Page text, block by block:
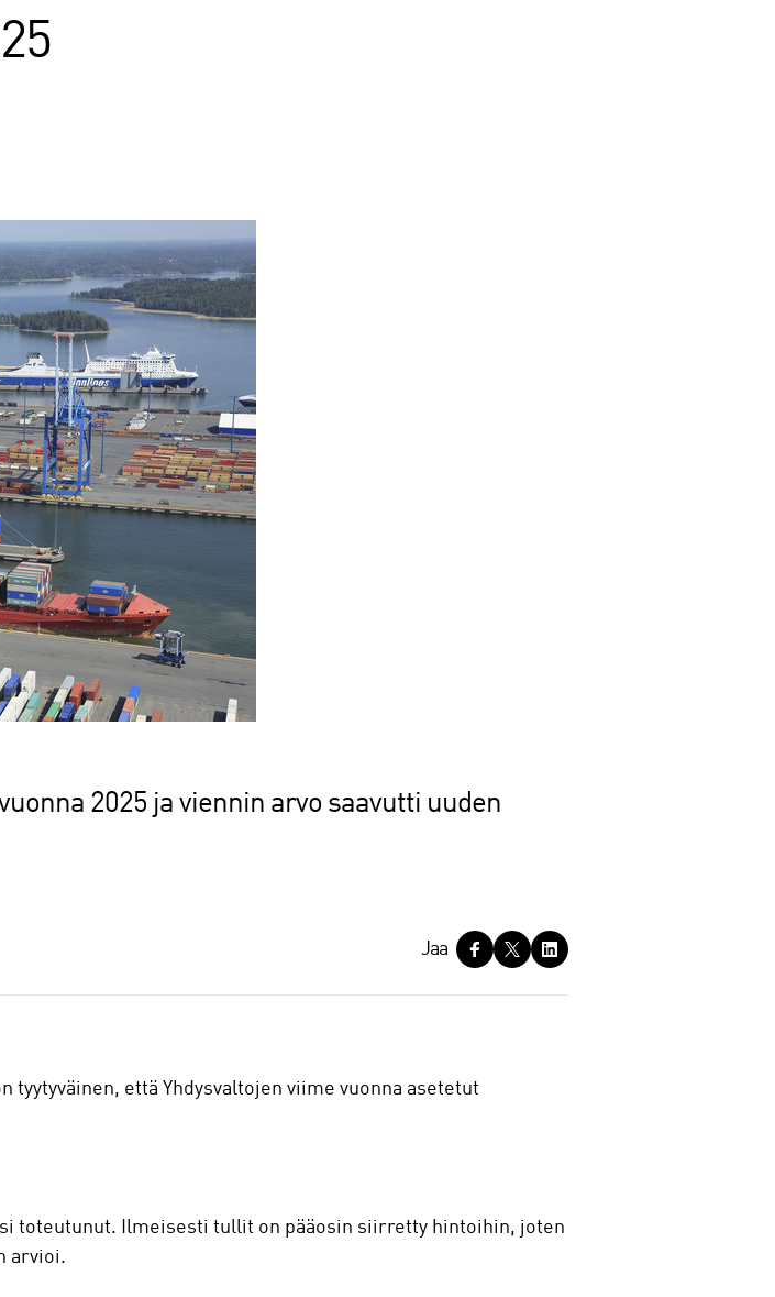
2025 ja viennin arvo saavutti uuden
Jaa
tyytyväinen, että Yhdysvaltojen viime vuonna asetetut
toteutunut. Ilmeisesti tullit on pääosin siirretty hintoihin, joten
arvioi.